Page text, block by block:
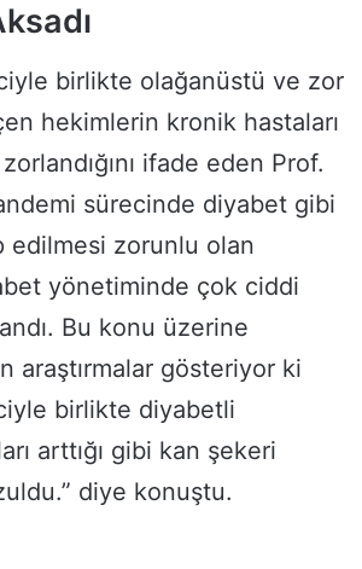
birlikte olağanüstü ve zor
hekimlerin kronik hastaları
ifade eden Prof.
sürecinde diyabet gibi
edilmesi zorunlu olan
yönetiminde çok ciddi
Bu konu üzerine
araştırmalar gösteriyor ki
birlikte diyabetli
arttığı gibi kan şekeri
diye konuştu.